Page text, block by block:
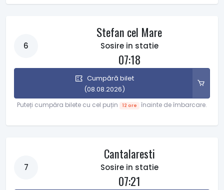
6
Stefan cel Mare
Sosire in statie
07:18
Cumpără bilet
(08.08.2026)
Puteți cumpăra bilete cu cel puțin 12 ore înainte de îmbarcare.
7
Cantalaresti
Sosire in statie
07:21